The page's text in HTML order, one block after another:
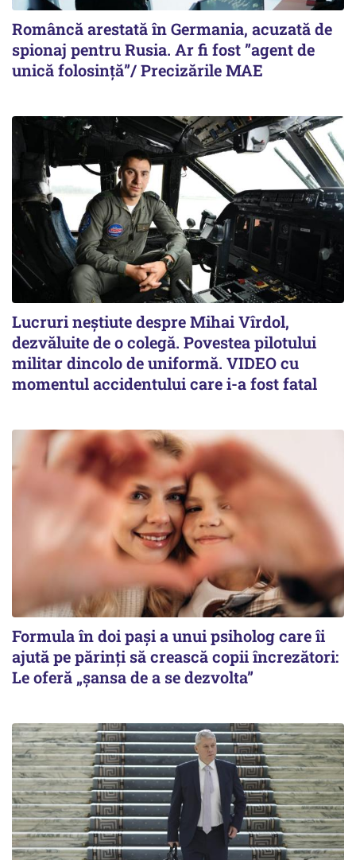
Româncă arestată în Germania, acuzată de
spionaj pentru Rusia. Ar fi fost ”agent de
unică folosință”/ Precizările MAE
Lucruri neștiute despre Mihai Vîrdol,
dezvăluite de o colegă. Povestea pilotului
militar dincolo de uniformă. VIDEO cu
momentul accidentului care i-a fost fatal
Formula în doi pași a unui psiholog care îi
ajută pe părinți să crească copii încrezători:
Le oferă „șansa de a se dezvolta”